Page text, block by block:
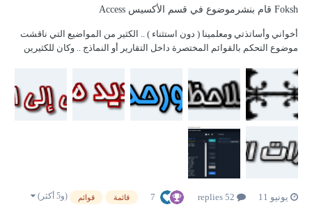
Foksh قام بنشرموضوع في قسم الأكسيس Access
أخواني وأساتذتي ومعلمينا ( دون استثناء ) .. الكثير من المواضيع التي ناقشت
موضوع التحكم بالقوائم المختصرة داخل التقارير أو النماذج .. وكان للكثيرين
مختصرة عند النقر على الزر الأيمن داخل نموذج أو تقرير . ومن هنا اليوم أضع
بين أيد...
يونيو 11 7 قائمة قوائم (و5 أكثر)